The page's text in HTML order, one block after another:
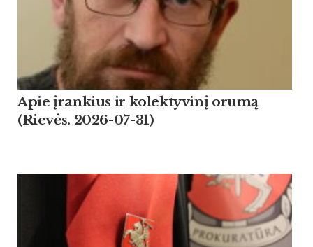
Apie įrankius ir kolektyvinį orumą
(Rievės. 2026-07-31)